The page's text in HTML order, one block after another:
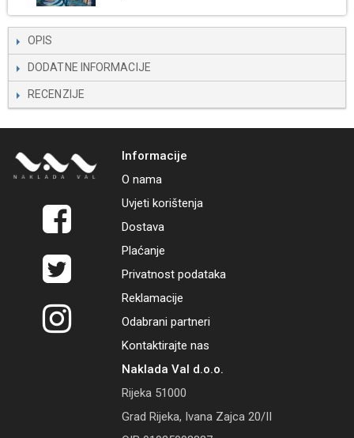
OPIS
DODATNE INFORMACIJE
RECENZIJE
Informacije
O nama
Uvjeti korištenja
Dostava
Plaćanje
Privatnost podataka
Reklamacije
Odabrani partneri
Kontaktirajte nas
Naklada Val d.o.o.
Rijeka 51000
Grad Rijeka, Ivana Zajca 20/II